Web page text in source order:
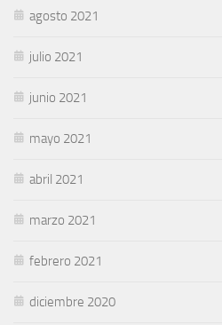
agosto 2021
julio 2021
junio 2021
mayo 2021
abril 2021
marzo 2021
febrero 2021
diciembre 2020